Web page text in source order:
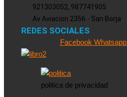
921303052, 987741905
Av Aviacion 2356 - San Borja
REDES SOCIALES
Facebook Whatsapp
politica de privacidad